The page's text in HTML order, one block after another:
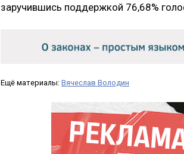
заручившись поддержкой 76,68%
Ещё материалы: Вячеслав Володин